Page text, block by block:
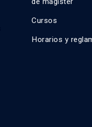
Cursos
Horarios y